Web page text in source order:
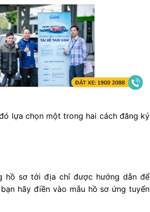
lựa chọn một trong hai cách đăng ký
hồ sơ tới địa chỉ được hướng dẫn để
hãy điền vào mẫu hồ sơ ứng tuyển